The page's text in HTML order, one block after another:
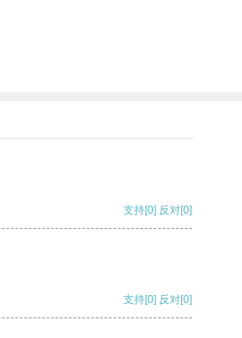
支持[0] 反对[0]
支持[0] 反对[0]